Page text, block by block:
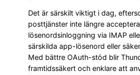
Det är särskilt viktigt i dag,
posttjänster inte längre
lösenordsinloggning via IMAP
särskilda app-lösenord eller
Med bättre OAuth-stöd blir
framtidssäkert och enklare att